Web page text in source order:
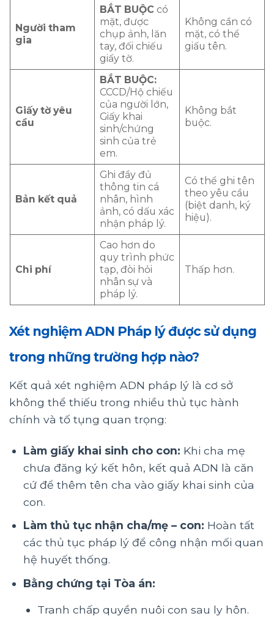
Người tham
gia
BẮT BUỘC có
mặt, được
chụp ảnh, lăn
tay, đối chiếu
giấy tờ.
Không cần có
mặt, có thể
giấu tên.
Giấy tờ yêu
cầu
BẮT BUỘC:
CCCD/Hộ chiếu
của người lớn,
Giấy khai
sinh/chứng
sinh của trẻ
em.
Không bắt
buộc.
Bản kết quả
Ghi đầy đủ
thông tin cá
nhân, hình
ảnh, có dấu xác
nhận pháp lý.
Có thể ghi tên
theo yêu cầu
(biệt danh, ký
hiệu).
Chi phí
Cao hơn do
quy trình phức
tạp, đòi hỏi
nhân sự và
pháp lý.
Thấp hơn.
Xét nghiệm ADN Pháp lý được sử dụng
trong những trường hợp nào?
Kết quả xét nghiệm ADN pháp lý là cơ sở
không thể thiếu trong nhiều thủ tục hành
chính và tố tụng quan trọng:
Làm giấy khai sinh cho con: Khi cha mẹ
chưa đăng ký kết hôn, kết quả ADN là căn
cứ để thêm tên cha vào giấy khai sinh của
con.
Làm thủ tục nhận cha/mẹ – con: Hoàn tất
các thủ tục pháp lý để công nhận mối quan
hệ huyết thống.
Bằng chứng tại Tòa án:
Tranh chấp quyền nuôi con sau ly hôn.